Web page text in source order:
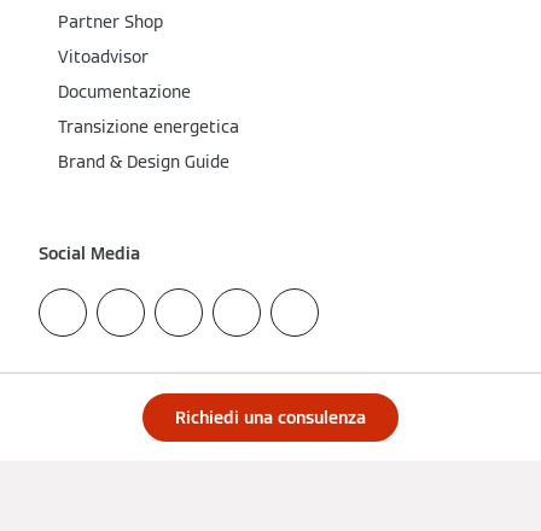
Richiedi una consulenza
Partner Shop
Vitoadvisor
Documentazione
Transizione energetica
Brand & Design Guide
Social Media